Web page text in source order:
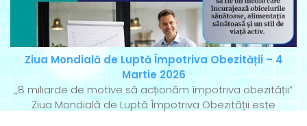
Ziua Mondială de Luptă Împotriva Obezității – 4
Martie 2026
„8 miliarde de motive să acționăm împotriva obezității”
Ziua Mondială de Luptă Împotriva Obezității este